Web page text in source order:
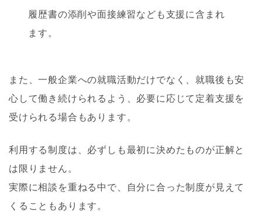
履歴書の添削や面接練習なども支援に含まれ
ます。
また、一般企業への就職活動だけでなく、就職後も安
心して働き続けられるよう、必要に応じて定着支援を
受けられる場合もあります。
利用する制度は、必ずしも最初に決めたものが正解と
は限りません。
実際に相談を重ねる中で、自分に合った制度が見えて
くることもあります。